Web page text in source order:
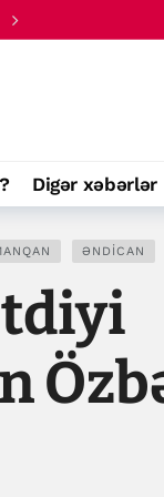
Digər xəbərlər
ƏNDICAN